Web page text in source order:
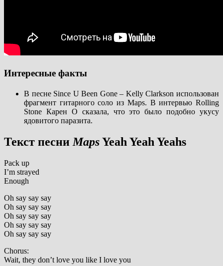
Интересные факты
В песне Since U Been Gone – Kelly Clarkson использован
фрагмент гитарного соло из Maps. В интервью Rolling
Stone Карен О сказала, что это было подобно укусу
ядовитого паразита.
Текст песниMapsYeah Yeah Yeahs
Pack up
I’m strayed
Enough
Oh say say say
Oh say say say
Oh say say say
Oh say say say
Oh say say say
Chorus:
Wait, they don’t love you like I love you